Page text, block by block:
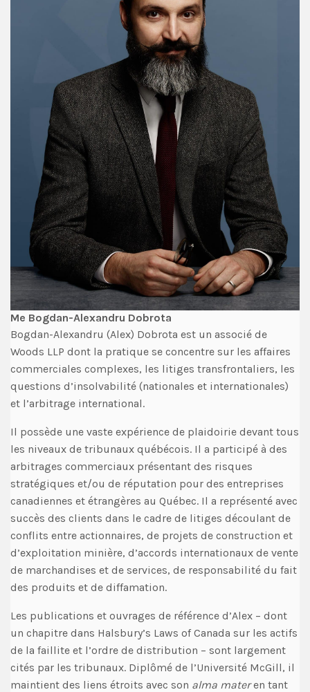
Me Bogdan-Alexandru Dobrota
Bogdan-Alexandru (Alex) Dobrota est un associé de
‍Woods LLP dont la pratique se concentre sur les affaires
commerciales complexes, les litiges transfrontaliers, les
questions d’insolvabilité (nationales et internationales)
et l’arbitrage international.
Il possède une vaste expérience de plaidoirie devant tous
les niveaux de tribunaux québécois. Il a participé à des
arbitrages commerciaux présentant des risques
stratégiques et/ou de réputation pour des entreprises
canadiennes et étrangères au Québec. Il a représenté avec
succès des clients dans le cadre de litiges découlant de
conflits entre actionnaires, de projets de construction et
d’exploitation minière, d’accords internationaux de vente
de marchandises et de services, de responsabilité du fait
des produits et de diffamation.
Les publications et ouvrages de référence d’Alex – dont
un chapitre dans Halsbury’s Laws of Canada sur les actifs
de la faillite et l’ordre de distribution – sont largement
cités par les tribunaux. Diplômé de l’Université McGill, il
maintient des liens étroits avec son alma materen tant